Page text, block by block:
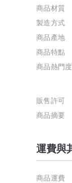
商品材質
製造方式
商品產地
商品特點
商品熱門度
販售許可
商品摘要
運費與
商品運費